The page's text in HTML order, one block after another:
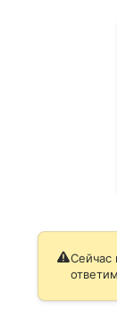
Сейчас